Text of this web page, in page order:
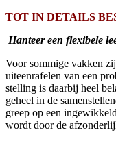
TOT IN DETAILS
Hanteer een flexibele
Voor sommige vakken
uiteenrafelen van een
stelling is daarbij heel
geheel in de
greep op een
wordt door de